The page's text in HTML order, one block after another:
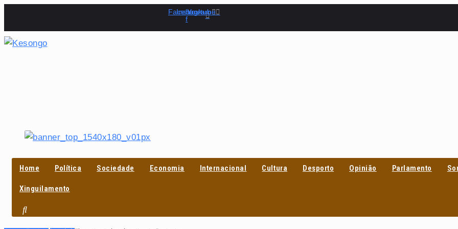
content
Facebook-
f
Instagram
Youtube
Home Política Sociedade Economia Internacional Cultura Desporto Opinião Parlamento
Xinguilamento